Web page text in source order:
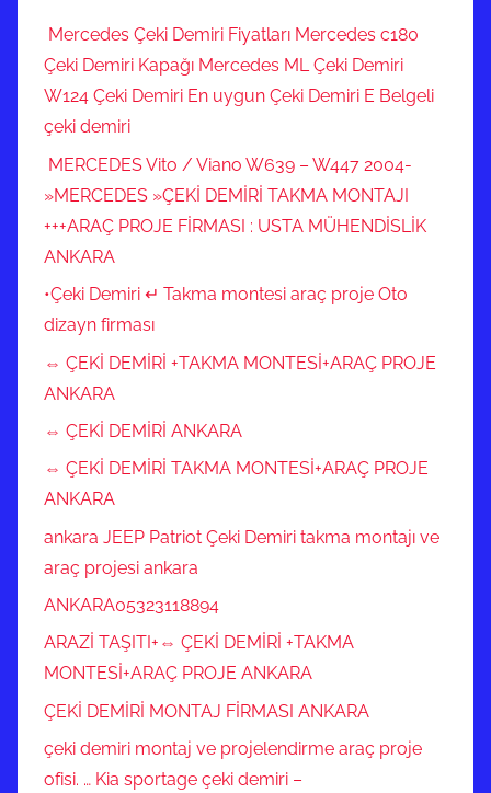
Mercedes Çeki Demiri Fiyatları Mercedes c180
Çeki Demiri Kapağı Mercedes ML Çeki Demiri
W124 Çeki Demiri En uygun Çeki Demiri E Belgeli
çeki demiri
MERCEDES Vito / Viano W639 – W447 2004-
»MERCEDES »ÇEKİ DEMİRİ TAKMA MONTAJI
+++ARAÇ PROJE FİRMASI : USTA MÜHENDİSLİK
ANKARA
•Çeki Demiri ↵ Takma montesi araç proje Oto
dizayn firması
⇔ ÇEKİ DEMİRİ +TAKMA MONTESİ+ARAÇ PROJE
ANKARA
⇔ ÇEKİ DEMİRİ ANKARA
⇔ ÇEKİ DEMİRİ TAKMA MONTESİ+ARAÇ PROJE
ANKARA
ankara JEEP Patriot Çeki Demiri takma montajı ve
araç projesi ankara
ANKARA05323118894
ARAZİ TAŞITI+⇔ ÇEKİ DEMİRİ +TAKMA
MONTESİ+ARAÇ PROJE ANKARA
ÇEKİ DEMİRİ MONTAJ FİRMASI ANKARA
çeki demiri montaj ve projelendirme araç proje
ofisi. … Kia sportage çeki demiri –